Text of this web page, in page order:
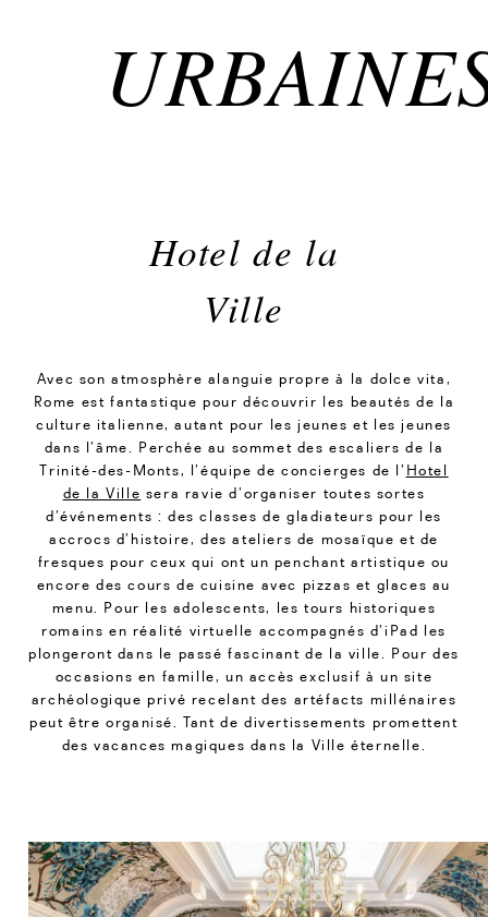
Hotel de la
Ville
Avec son atmosphère alanguie propre à la dolce vita,
Rome est fantastique pour découvrir les beautés de la
culture italienne, autant pour les jeunes et les jeunes
dans l’âme. Perchée au sommet des escaliers de la
Trinité-des-Monts, l’équipe de concierges de l’ Hotel
de la Ville sera ravie d’organiser toutes sortes
d’événements : des classes de gladiateurs pour les
accrocs d’histoire, des ateliers de mosaïque et de
fresques pour ceux qui ont un penchant artistique ou
encore des cours de cuisine avec pizzas et glaces au
menu. Pour les adolescents, les tours historiques
romains en réalité virtuelle accompagnés d’iPad les
plongeront dans le passé fascinant de la ville. Pour des
occasions en famille, un accès exclusif à un site
archéologique privé recelant des artéfacts millénaires
peut être organisé. Tant de divertissements promettent
des vacances magiques dans la Ville éternelle.